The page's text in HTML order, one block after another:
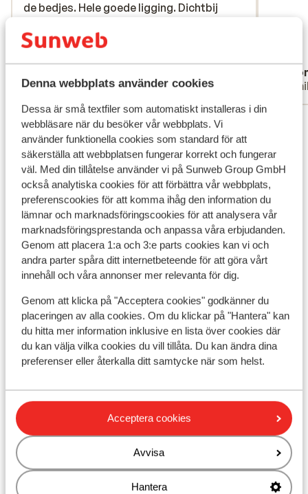
Denna webbplats använder cookies
Dessa är små textfiler som automatiskt installeras i din
webbläsare när du besöker vår webbplats. Vi
använder funktionella cookies som standard för att
säkerställa att webbplatsen fungerar korrekt och fungerar
väl. Med din tillåtelse använder vi på Sunweb Group GmbH
också analytiska cookies för att förbättra vår webbplats,
preferenscookies för att komma ihåg den information du
lämnar och marknadsföringscookies för att analysera vår
marknadsföringsprestanda och anpassa våra erbjudanden.
Genom att placera 1:a och 3:e parts cookies kan vi och
andra parter spåra ditt internetbeteende för att göra vårt
innehåll och våra annonser mer relevanta för dig.
Genom att klicka på "Acceptera cookies" godkänner du
placeringen av alla cookies. Om du klickar på "Hantera" kan
du hitta mer information inklusive en lista över cookies där
du kan välja vilka cookies du vill tillåta. Du kan ändra dina
preferenser eller återkalla ditt samtycke när som helst.
Acceptera cookies
Avvisa
Hantera
de bedjes. Hele goede ligging. Dichtbij
maar toch ook rustig gelegen. Tip; neem
de bedjes. Hele goede ligging. Dichtbij
maar toch ook rusti...
Familj
Visa alla 73 omdömen
Andra boenden i Costa Brava
L'Azure Hotel
Neptuno & SPA Hotel
AQUA Hotel Silhouette & Spa
AQUA Hotel Silhouette & Spa - Endast vuxna
AQUA Hotel Promenade & Spa
Atzavara Hotel & Spa
AQUA Hotel Bertran Park - frukost
Bamblue Boutique Apartments